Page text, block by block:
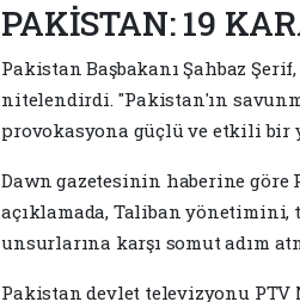
PAKİSTAN: 19
Pakistan Başbakanı Şahbaz
nitelendirdi. "Pakistan'ın
provokasyona güçlü ve etkili bir
Dawn gazetesinin haberine göre
açıklamada, Taliban
unsurlarına karşı somut adım
Pakistan devlet televizyonu PTV